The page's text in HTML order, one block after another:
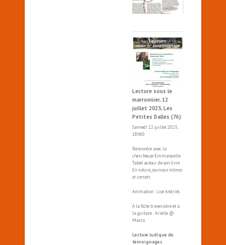
Lecture sous le
marronnier, 12
juillet 2025, Les
Petites Dalles (76)
Samedi 12 juillet 2025,
18h00
Rencontre avec la
chercheuse Emmanuelle
Tabet autour de son livre
En nature, journaux intimes
et carnets
Animation : Lise Andriès
À la flûte traversière et à
la guitare : Arielle @
Marco
Lecture ludique de
témoignages